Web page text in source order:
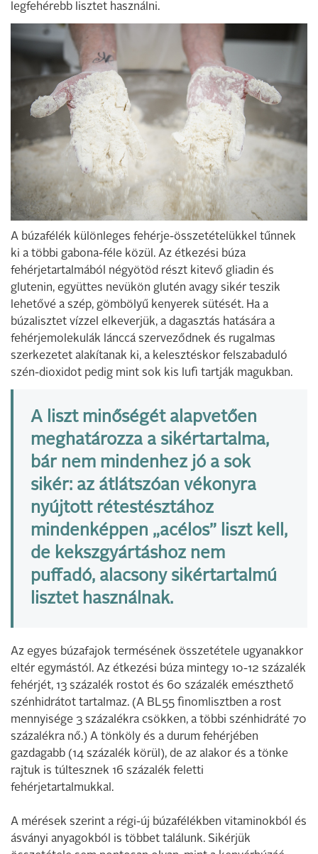
legfehérebb lisztet használni.
A búzafélék különleges fehérje-összetételükkel tűnnek
ki a többi gabona-féle közül. Az étkezési búza
fehérjetartalmából négyötöd részt kitevő gliadin és
glutenin, együttes nevükön glutén avagy sikér teszik
lehetővé a szép, gömbölyű kenyerek sütését. Ha a
búzalisztet vízzel elkeverjük, a dagasztás hatására a
fehérjemolekulák lánccá szerveződnek és rugalmas
szerkezetet alakítanak ki, a kelesztéskor felszabaduló
szén-dioxidot pedig mint sok kis lufi tartják magukban.
A liszt minőségét alapvetően
meghatározza a sikértartalma,
bár nem mindenhez jó a sok
sikér: az átlátszóan vékonyra
nyújtott rétestésztához
mindenképpen „acélos” liszt kell,
de kekszgyártáshoz nem
puffadó, alacsony sikértartalmú
lisztet használnak.
Az egyes búzafajok termésének összetétele ugyanakkor
eltér egymástól. Az étkezési búza mintegy 10-12 százalék
fehérjét, 13 százalék rostot és 60 százalék emészthető
szénhidrátot tartalmaz. (A BL55 finomlisztben a rost
mennyisége 3 százalékra csökken, a többi szénhidráté 70
százalékra nő.) A tönköly és a durum fehérjében
gazdagabb (14 százalék körül), de az alakor és a tönke
rajtuk is túltesznek 16 százalék feletti
fehérjetartalmukkal.
A mérések szerint a régi-új búzafélékben vitaminokból és
ásványi anyagokból is többet találunk. Sikérjük